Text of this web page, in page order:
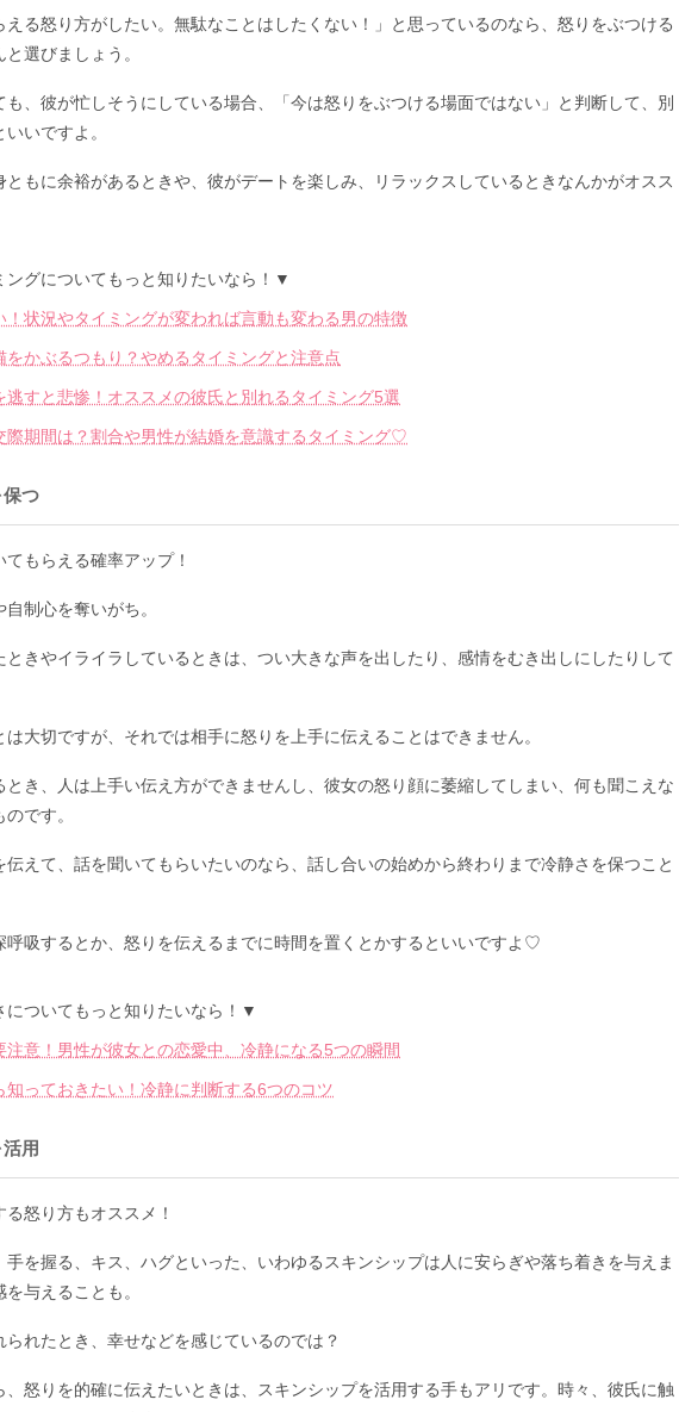
える怒り方がしたい。無駄なことはしたくない！」と思っているのなら、怒りをぶつける
選びましょう。
も、彼が忙しそうにしている場合、「今は怒りをぶつける場面ではない」と判断して、別
いですよ。
ともに余裕があるときや、彼がデートを楽しみ、リラックスしているときなんかがオスス
ングについてもっと知りたいなら！▼
！状況やタイミングが変われば言動も変わる男の特徴
をかぶるつもり？やめるタイミングと注意点
逃すと悲惨！オススメの彼氏と別れるタイミング5選
際期間は？割合や男性が結婚を意識するタイミング♡
つ
もらえる確率アップ！
制心を奪いがち。
ときやイライラしているときは、つい大きな声を出したり、感情をむき出しにしたりして
は大切ですが、それでは相手に怒りを上手に伝えることはできません。
とき、人は上手い伝え方ができませんし、彼女の怒り顔に萎縮してしまい、何も聞こえな
です。
伝えて、話を聞いてもらいたいのなら、話し合いの始めから終わりまで冷静さを保つこと
呼吸するとか、怒りを伝えるまでに時間を置くとかするといいですよ♡
についてもっと知りたいなら！▼
注意！男性が彼女との恋愛中、冷静になる5つの瞬間
知っておきたい！冷静に判断する6つのコツ
用
怒り方もオススメ！
手を握る、キス、ハグといった、いわゆるスキンシップは人に安らぎや落ち着きを与えま
与えることも。
られたとき、幸せなどを感じているのでは？
、怒りを的確に伝えたいときは、スキンシップを活用する手もアリです。時々、彼氏に触